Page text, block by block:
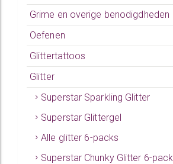
Grime en overige benodigdheden
Oefenen
Glittertattoos
Glitter
Superstar Sparkling Glitter
Superstar Glittergel
Alle glitter 6-packs
Superstar Chunky Glitter 6-pack